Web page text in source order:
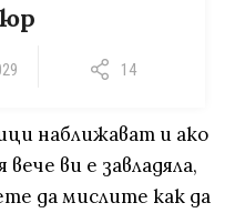
14
наближават и ако
ви е завладяла,
да мислите как да